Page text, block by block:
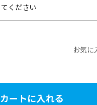
お気に
カートに入れる